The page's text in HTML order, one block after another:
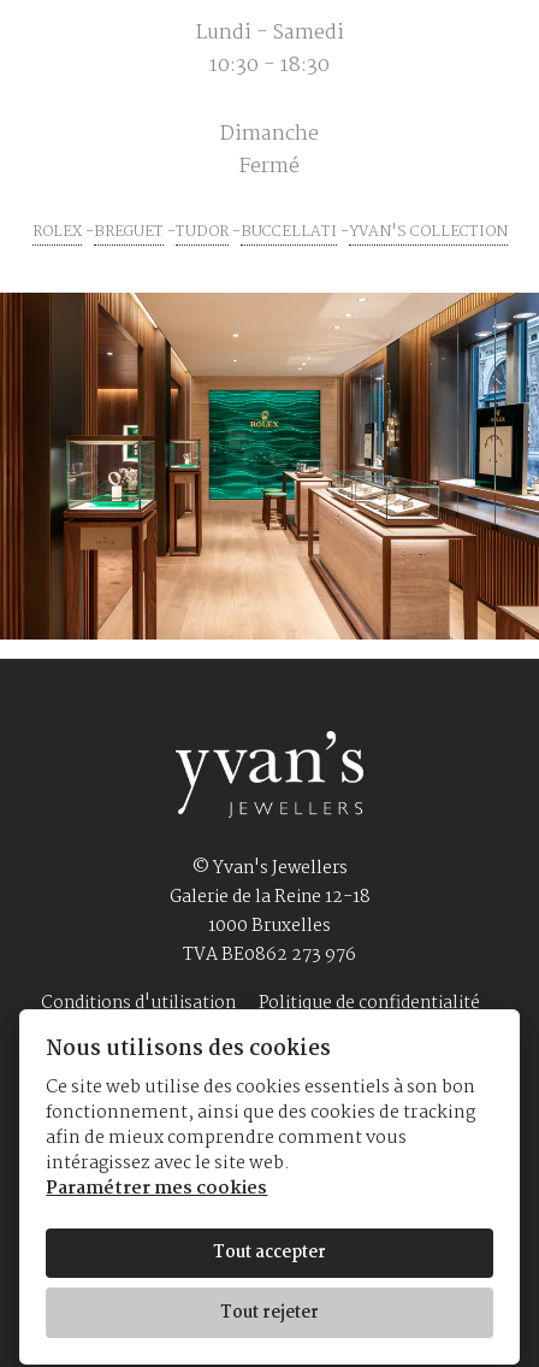
Lundi - Samedi
10:30 - 18:30
Dimanche
Fermé
ROLEX BREGUET TUDOR BUCCELLATI YVAN'S COLLECTION
© Yvan's Jewellers
Galerie de la Reine 12-18
1000 Bruxelles
TVA BE0862 273 976
Conditions d'utilisation
Politique de confidentialité
Accueil Bijouterie Montres A Propos
Nous utilisons des cookies
Ce site web utilise des cookies essentiels à son bon
fonctionnement, ainsi que des cookies de tracking
afin de mieux comprendre comment vous
intéragissez avec le site web.
Paramétrer mes cookies
Tout accepter
Tout rejeter